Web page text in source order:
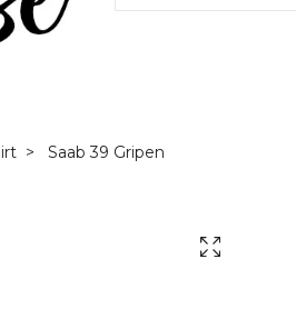
Saab 39 Gripen